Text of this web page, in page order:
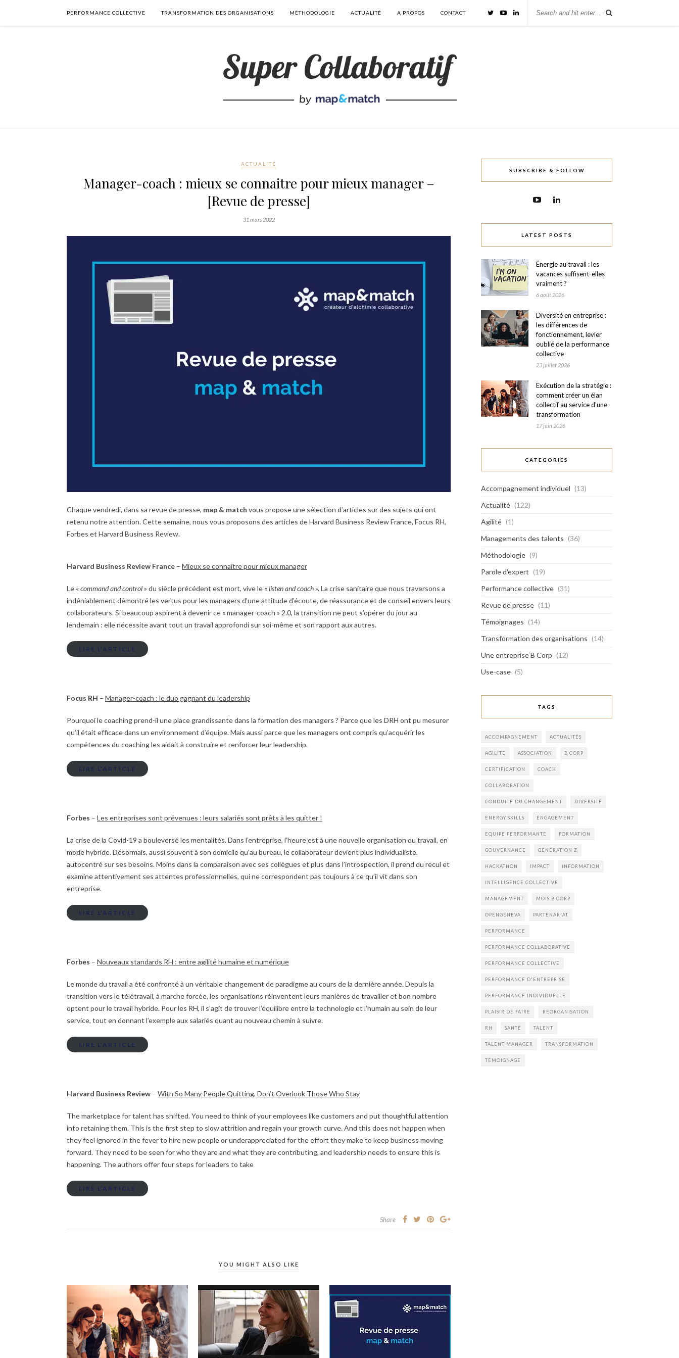
PERFORMANCE COLLECTIVE TRANSFORMATION DES ORGANISATIONS MÉTHODOLOGIE ACTUALITÉ A PROPOS CONTACT
ACTUALITÉ
Manager-coach : mieux se connaitre pour mieux manager –
[Revue de presse]
31 mars 2022
Chaque vendredi, dans sa revue de presse, map & match vous propose une sélection d’articles sur des sujets qui ont
retenu notre attention. Cette semaine, nous vous proposons des articles de Harvard Business Review France, Focus RH,
Forbes et Harvard Business Review.
Harvard Business Review France – Mieux se connaître pour mieux manager
Le «command and control» du siècle précédent est mort, vive le «listen and coach». La crise sanitaire que nous traversons a
indéniablement démontré les vertus pour les managers d’une attitude d’écoute, de réassurance et de conseil envers leurs
collaborateurs. Si beaucoup aspirent à devenir ce « manager-coach » 2.0, la transition ne peut s’opérer du jour au
lendemain : elle nécessite avant tout un travail approfondi sur soi-même et son rapport aux autres.
LIRE L’ARTICLE
Focus RH – Manager-coach : le duo gagnant du leadership
Pourquoi le coaching prend-il une place grandissante dans la formation des managers ? Parce que les DRH ont pu mesurer
qu’il était efficace dans un environnement d’équipe. Mais aussi parce que les managers ont compris qu’acquérir les
compétences du coaching les aidait à construire et renforcer leur leadership.
LIRE L’ARTICLE
Forbes – Les entreprises sont prévenues : leurs salariés sont prêts à les quitter !
La crise de la Covid-19 a bouleversé les mentalités. Dans l’entreprise, l’heure est à une nouvelle organisation du travail, en
mode hybride. Désormais, aussi souvent à son domicile qu’au bureau, le collaborateur devient plus individualiste,
autocentré sur ses besoins. Moins dans la comparaison avec ses collègues et plus dans l’introspection, il prend du recul et
examine attentivement ses attentes professionnelles, qui ne correspondent pas toujours à ce qu’il vit dans son
entreprise.
LIRE L’ARTICLE
Forbes – Nouveaux standards RH : entre agilité humaine et numérique
Le monde du travail a été confronté à un véritable changement de paradigme au cours de la dernière année. Depuis la
transition vers le télétravail, à marche forcée, les organisations réinventent leurs manières de travailler et bon nombre
optent pour le travail hybride. Pour les RH, il s’agit de trouver l’équilibre entre la technologie et l’humain au sein de leur
service, tout en donnant l’exemple aux salariés quant au nouveau chemin à suivre.
LIRE L’ARTICLE
Harvard Business Review – With So Many People Quitting, Don’t Overlook Those Who Stay
The marketplace for talent has shifted. You need to think of your employees like customers and put thoughtful attention
into retaining them. This is the first step to slow attrition and regain your growth curve. And this does not happen when
they feel ignored in the fever to hire new people or underappreciated for the effort they make to keep business moving
forward. They need to be seen for who they are and what they are contributing, and leadership needs to ensure this is
happening. The authors offer four steps for leaders to take
LIRE L’ARTICLE
Share
YOU MIGHT ALSO LIKE
SUBSCRIBE & FOLLOW
LATEST POSTS
Énergie au travail : les
vacances suffisent-elles
vraiment ?
6 août 2026
Diversité en entreprise :
les différences de
fonctionnement, levier
oublié de la performance
collective
23 juillet 2026
Exécution de la stratégie :
comment créer un élan
collectif au service d’une
transformation
17 juin 2026
CATEGORIES
Accompagnement individuel (13)
Actualité (122)
Agilité (1)
Managements des talents (36)
Méthodologie (9)
Parole d'expert (19)
Performance collective (31)
Revue de presse (11)
Témoignages (14)
Transformation des organisations (14)
Une entreprise B Corp (12)
Use-case (5)
TAGS
ACCOMPAGNEMENT ACTUALITÉS
AGILITE ASSOCIATION B CORP
CERTIFICATION COACH
COLLABORATION
CONDUITE DU CHANGEMENT DIVERSITÉ
ENERGY SKILLS ENGAGEMENT
EQUIPE PERFORMANTE FORMATION
GOUVERNANCE GÉNÉRATION Z
HACKATHON IMPACT INFORMATION
INTELLIGENCE COLLECTIVE
MANAGEMENT MOIS B CORP
OPENGENEVA PARTENARIAT
PERFORMANCE
PERFORMANCE COLLABORATIVE
PERFORMANCE COLLECTIVE
PERFORMANCE D'ENTREPRISE
PERFORMANCE INDIVIDUELLE
PLAISIR DE FAIRE REORGANISATION
RH SANTÉ TALENT
TALENT MANAGER TRANSFORMATION
TÉMOIGNAGE